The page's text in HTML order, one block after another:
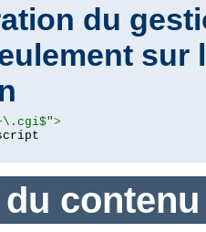
du
sur
>
contenu